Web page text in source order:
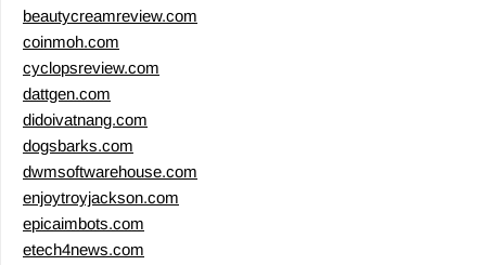
beautycreamreview.com
coinmoh.com
cyclopsreview.com
dattgen.com
didoivatnang.com
dogsbarks.com
dwmsoftwarehouse.com
enjoytroyjackson.com
epicaimbots.com
etech4news.com